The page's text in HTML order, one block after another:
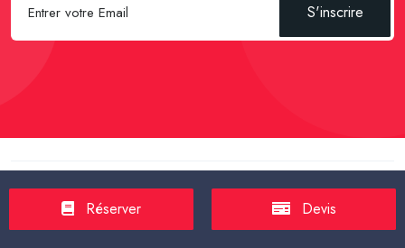
S'inscrire
- Transport sanitaire, médicalisé
Tarif taxi en France en
2025-Un Taxi partagé pour l' aéroport-Réservez une
Réserver Devis